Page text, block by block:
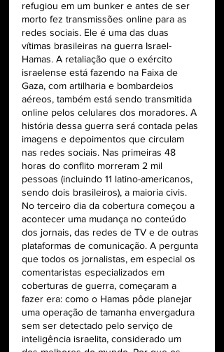
refugiou em um bunker e antes de ser
morto fez transmissões online para as
redes sociais. Ele é uma das duas
vítimas brasileiras na guerra Israel-
Hamas. A retaliação que o exército
israelense está fazendo na Faixa de
Gaza, com artilharia e bombardeios
aéreos, também está sendo transmitida
online pelos celulares dos moradores. A
história dessa guerra será contada pelas
imagens e depoimentos que circulam
nas redes sociais. Nas primeiras 48
horas do conflito morreram 2 mil
pessoas (incluindo 11 latino-americanos,
sendo dois brasileiros), a maioria civis.
No terceiro dia da cobertura começou a
acontecer uma mudança no conteúdo
dos jornais, das redes de TV e de outras
plataformas de comunicação. A pergunta
que todos os jornalistas, em especial os
comentaristas especializados em
coberturas de guerra, começaram a
fazer era: como o Hamas pôde planejar
uma operação de tamanha envergadura
sem ser detectado pelo serviço de
inteligência israelita, considerado um